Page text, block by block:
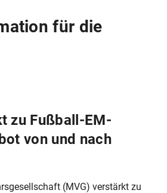
für die
zu Fußball-EM-
von und nach
(MVG) verstärkt zu